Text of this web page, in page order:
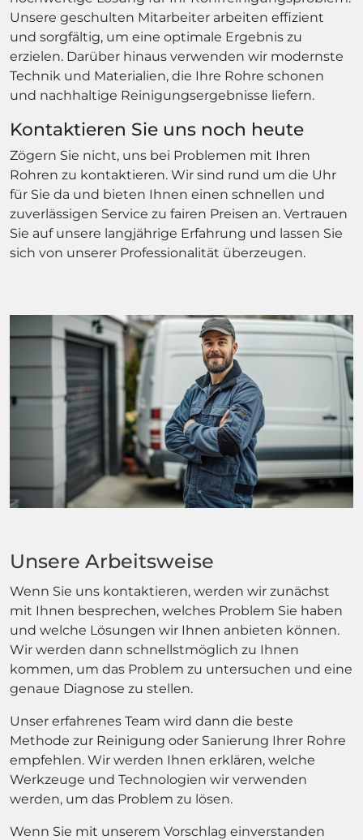
Unsere geschulten Mitarbeiter arbeiten effizient
und sorgfältig, um eine optimale Ergebnis zu
erzielen. Darüber hinaus verwenden wir modernste
Technik und Materialien, die Ihre Rohre schonen
und nachhaltige Reinigungsergebnisse liefern.
Kontaktieren Sie uns noch heute
Zögern Sie nicht, uns bei Problemen mit Ihren
Rohren zu kontaktieren. Wir sind rund um die Uhr
für Sie da und bieten Ihnen einen schnellen und
zuverlässigen Service zu fairen Preisen an. Vertrauen
Sie auf unsere langjährige Erfahrung und lassen Sie
sich von unserer Professionalität überzeugen.
Unsere Arbeitsweise
Wenn Sie uns kontaktieren, werden wir zunächst
mit Ihnen besprechen, welches Problem Sie haben
und welche Lösungen wir Ihnen anbieten können.
Wir werden dann schnellstmöglich zu Ihnen
kommen, um das Problem zu untersuchen und eine
genaue Diagnose zu stellen.
Unser erfahrenes Team wird dann die beste
Methode zur Reinigung oder Sanierung Ihrer Rohre
empfehlen. Wir werden Ihnen erklären, welche
Werkzeuge und Technologien wir verwenden
werden, um das Problem zu lösen.
Wenn Sie mit unserem Vorschlag einverstanden